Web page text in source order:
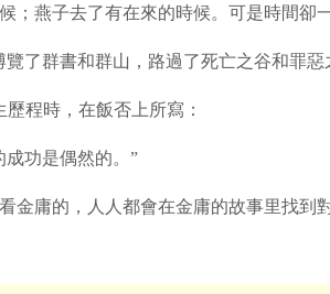
；燕子去了有在來的時候。可是時間卻
群書和群山，路過了死亡之谷和罪惡
程時，在飯否上所寫：
功是偶然的。”
金庸的，人人都會在金庸的故事里找